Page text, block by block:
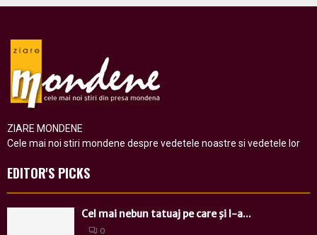
ZIARE MONDENE
Cele mai noi stiri mondene despre vedetele noastre si vedetele lor
EDITOR'S PICKS
Cel mai nebun tatuaj pe care şi l-a...
0